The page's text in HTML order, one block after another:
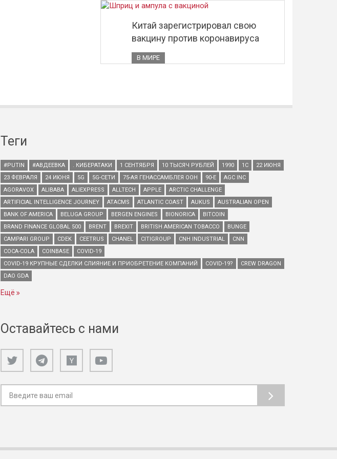
Китай зарегистрировал свою
вакцину против коронавируса
В МИРЕ
Теги
#PUTIN #АВДЕЕВКА . КИБЕРАТАКИ 1 СЕНТЯБРЯ 10 ТЫСЯЧ РУБЛЕЙ 1990 1С
22 ИЮНЯ
23 ФЕВРАЛЯ
24 ИЮНЯ 5G 5G-СЕТИ 75-АЯ ГЕНАССАМБЛЕЯ ООН 90-Е
AGC INC
AGORAVOX
ALIBABA ALIEXPRESS ALLTECH APPLE
ARCTIC CHALLENGE
ARTIFICIAL INTELLIGENCE JOURNEY
ATACMS ATLANTIC COAST AUKUS
AUSTRALIAN OPEN
BANK OF AMERICA
BELUGA GROUP BERGEN ENGINES BIONORICA
BITCOIN
BRAND FINANCE GLOBAL 500
BRENT BREXIT BRITISH AMERICAN TOBACCO
BUNGE
CAMPARI GROUP
CDEK CEETRUS CHANEL CITIGROUP CNH INDUSTRIAL
CNN
COCA-COLA
COINBASE
COVID-19
COVID-19 КРУПНЫЕ СДЕЛКИ СЛИЯНИЕ И ПРИОБРЕТЕНИЕ КОМПАНИЙ
COVID-19?
CREW DRAGON
DAO GDA
Ещё
Оставайтесь с нами